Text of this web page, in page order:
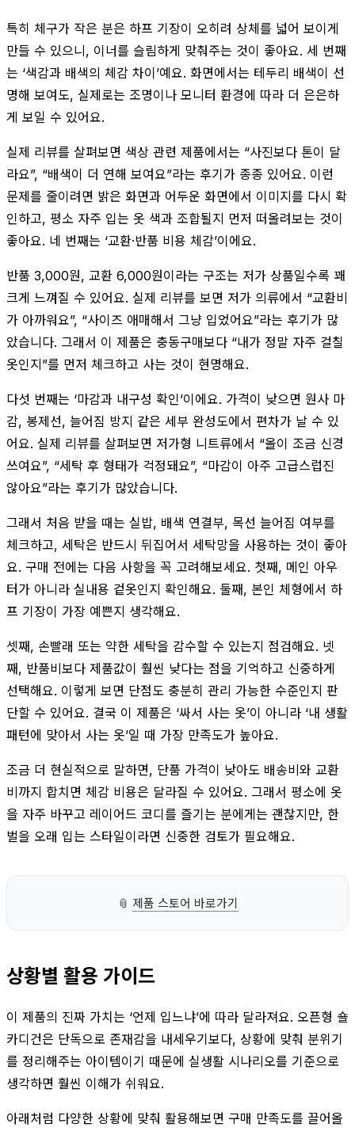
특히 체구가 작은 분은 하프 기장이 오히려 상체를 넓어 보이게
만들 수 있으니, 이너를 슬림하게 맞춰주는 것이 좋아요. 세 번째
는 ‘색감과 배색의 체감 차이’예요. 화면에서는 테두리 배색이 선
명해 보여도, 실제로는 조명이나 모니터 환경에 따라 더 은은하
게 보일 수 있어요.
실제 리뷰를 살펴보면 색상 관련 제품에서는 “사진보다 톤이 달
라요”, “배색이 더 연해 보여요”라는 후기가 종종 있어요. 이런
문제를 줄이려면 밝은 화면과 어두운 화면에서 이미지를 다시 확
인하고, 평소 자주 입는 옷 색과 조합될지 먼저 떠올려보는 것이
좋아요. 네 번째는 ‘교환·반품 비용 체감’이에요.
반품 3,000원, 교환 6,000원이라는 구조는 저가 상품일수록 꽤
크게 느껴질 수 있어요. 실제 리뷰를 보면 저가 의류에서 “교환비
가 아까워요”, “사이즈 애매해서 그냥 입었어요”라는 후기가 많
았습니다. 그래서 이 제품은 충동구매보다 “내가 정말 자주 걸칠
옷인지”를 먼저 체크하고 사는 것이 현명해요.
다섯 번째는 ‘마감과 내구성 확인’이에요. 가격이 낮으면 원사 마
감, 봉제선, 늘어짐 방지 같은 세부 완성도에서 편차가 날 수 있
어요. 실제 리뷰를 살펴보면 저가형 니트류에서 “올이 조금 신경
쓰여요”, “세탁 후 형태가 걱정돼요”, “마감이 아주 고급스럽진
않아요”라는 후기가 많았습니다.
그래서 처음 받을 때는 실밥, 배색 연결부, 목선 늘어짐 여부를
체크하고, 세탁은 반드시 뒤집어서 세탁망을 사용하는 것이 좋아
요. 구매 전에는 다음 사항을 꼭 고려해보세요. 첫째, 메인 아우
터가 아니라 실내용 겉옷인지 확인해요. 둘째, 본인 체형에서 하
프 기장이 가장 예쁜지 생각해요.
셋째, 손빨래 또는 약한 세탁을 감수할 수 있는지 점검해요. 넷
째, 반품비보다 제품값이 훨씬 낮다는 점을 기억하고 신중하게
선택해요. 이렇게 보면 단점도 충분히 관리 가능한 수준인지 판
단할 수 있어요. 결국 이 제품은 ‘싸서 사는 옷’이 아니라 ‘내 생활
패턴에 맞아서 사는 옷’일 때 가장 만족도가 높아요.
조금 더 현실적으로 말하면, 단품 가격이 낮아도 배송비와 교환
비까지 합치면 체감 비용은 달라질 수 있어요. 그래서 평소에 옷
을 자주 바꾸고 레이어드 코디를 즐기는 분에게는 괜찮지만, 한
벌을 오래 입는 스타일이라면 신중한 검토가 필요해요.
📎 제품 스토어 바로가기
상황별 활용 가이드
이 제품의 진짜 가치는 ‘언제 입느냐’에 따라 달라져요. 오픈형 숄
카디건은 단독으로 존재감을 내세우기보다, 상황에 맞춰 분위기
를 정리해주는 아이템이기 때문에 실생활 시나리오를 기준으로
생각하면 훨씬 이해가 쉬워요.
아래처럼 다양한 상황에 맞춰 활용해보면 구매 만족도를 끌어올